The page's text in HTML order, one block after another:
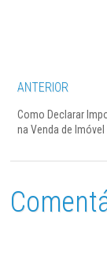
ANTERIOR
Como Declarar
na Venda de Imóvel